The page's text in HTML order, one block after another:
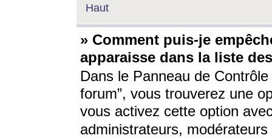
Haut
» Comment puis-je
apparaisse dans la liste
Dans le Panneau de
forum”, vous trouverez une
vous activez cette option
administrateurs,